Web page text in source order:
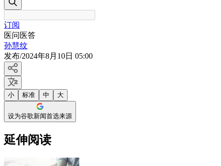
订阅
医问医答
孙慧纹
发布/2024年8月10日 05:00
小 标准 中 大
设为谷歌新闻首选来源
延伸阅读